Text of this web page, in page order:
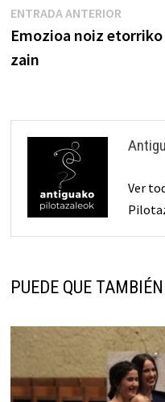
Navegación
de
ENTRADA ANTERIOR
anterior:
Emozioa noiz etorriko
zain
Ver
PUEDE QUE